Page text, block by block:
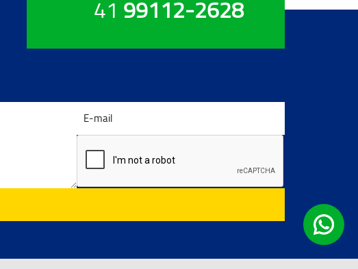
41 99112-2628